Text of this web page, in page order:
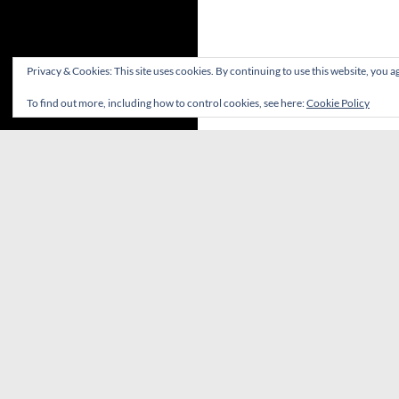
Privacy & Cookies: This site uses cookies. By continuing to use this website, you
To find out more, including how to control cookies, see here:Cookie Policy